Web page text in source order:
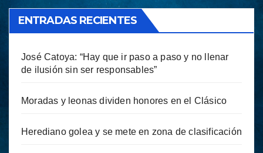
ENTRADAS RECIENTES
José Catoya: “Hay que ir paso a paso y no llenar
de ilusión sin ser responsables”
Moradas y leonas dividen honores en el Clásico
Herediano golea y se mete en zona de clasificación